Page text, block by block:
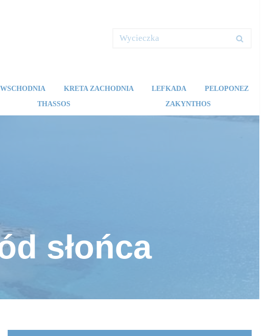
KRETA ZACHODNIA LEFKADA
PELOPONEZ
THASSOS ZAKYNTHOS
słońca